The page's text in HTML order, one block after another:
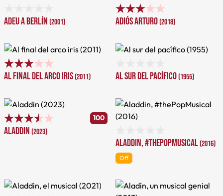
Adeu a Berlín (2001) Adiós Arturo(2018)
Al final del arco iris(2011) Al sur del pacífico(1955)
100
Aladdin (2023)
Aladdin, #thePopMusical(2016)
Off